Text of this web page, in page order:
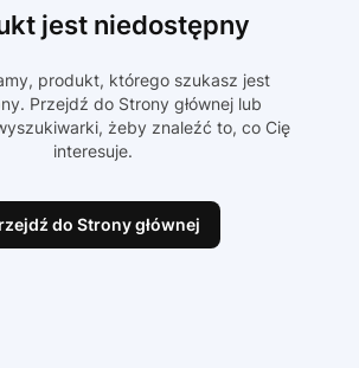
jest niedostępny
produkt, którego szukasz jest
Przejdź do Strony głównej lub
żeby znaleźć to, co Cię
interesuje.
do Strony głównej